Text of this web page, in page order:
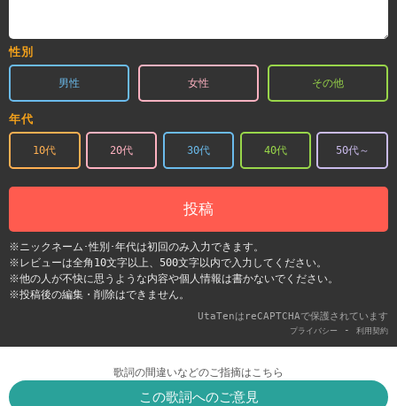
性別
男性 女性 その他
年代
10代 20代 30代 40代 50代～
投稿
※ニックネーム･性別･年代は初回のみ入力できます。
※レビューは全角10文字以上、500文字以内で入力してください。
※他の人が不快に思うような内容や個人情報は書かないでください。
※投稿後の編集・削除はできません。
UtaTenはreCAPTCHAで保護されています
プライバシー - 利用契約
歌詞の間違いなどのご指摘はこちら
この歌詞へのご意見